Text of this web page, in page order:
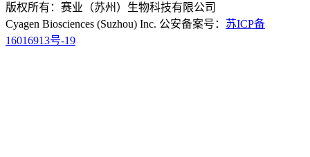
版权所有：赛业（苏州）生物科技有限公司
Cyagen Biosciences (Suzhou) Inc. 公安备案号： 苏ICP备
16016913号-19